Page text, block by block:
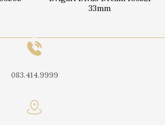
33mm
083.414.9999